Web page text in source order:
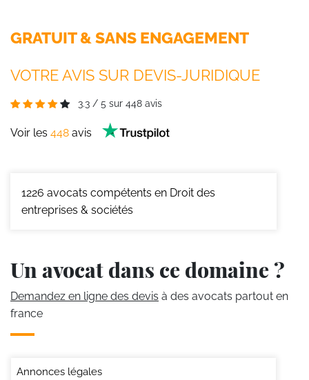
GRATUIT & SANS ENGAGEMENT
VOTRE AVIS SUR DEVIS-JURIDIQUE
3.3 / 5 sur 448 avis
Voir les 448 avis
1226 avocats compétents en Droit des
entreprises & sociétés
Un avocat dans ce domaine ?
Demandez en ligne des devis à des avocats partout en
france
Annonces légales